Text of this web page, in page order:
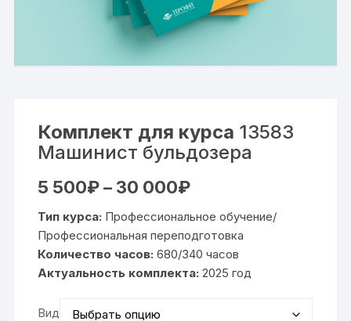
Комплект для курса 13583
Машинист бульдозера
5 500₽ – 30 000₽Диапазон
500₽
–
30
000₽
Тип курса: Профессиональное обучение/
Профессиональная переподготовка
Количество часов: 680/340 часов
Актуальность комплекта: 2025 год
Вид